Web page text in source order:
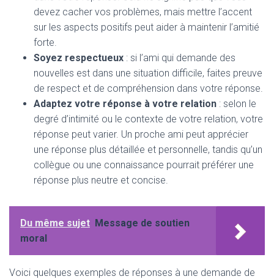
devez cacher vos problèmes, mais mettre l’accent
sur les aspects positifs peut aider à maintenir l’amitié
forte.
Soyez respectueux : si l’ami qui demande des
nouvelles est dans une situation difficile, faites preuve
de respect et de compréhension dans votre réponse.
Adaptez votre réponse à votre relation : selon le
degré d’intimité ou le contexte de votre relation, votre
réponse peut varier. Un proche ami peut apprécier
une réponse plus détaillée et personnelle, tandis qu’un
collègue ou une connaissance pourrait préférer une
réponse plus neutre et concise.
Du même sujet Message de soutien
moral
Voici quelques exemples de réponses à une demande de